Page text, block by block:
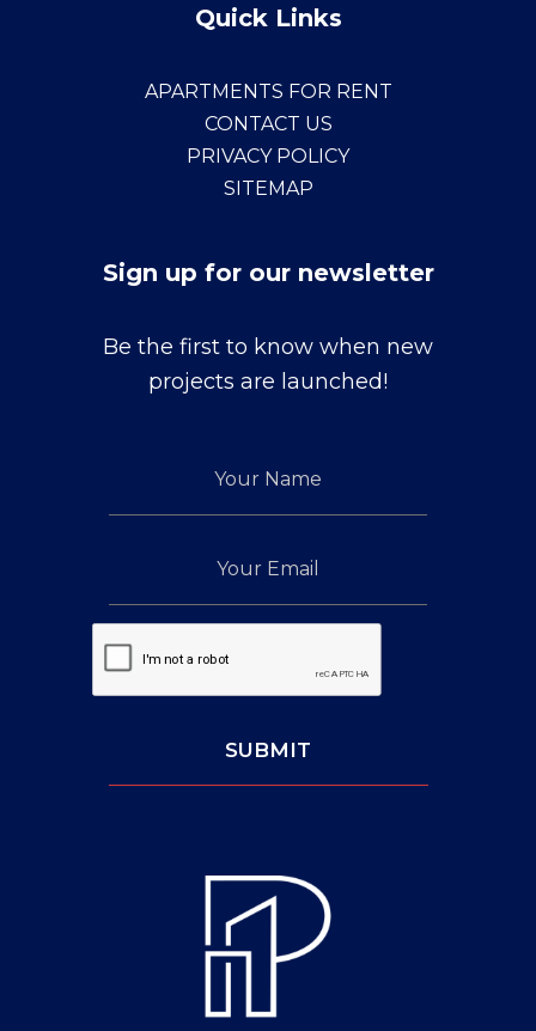
Quick Links
APARTMENTS FOR RENT
CONTACT US
PRIVACY POLICY
SITEMAP
Sign up for our newsletter
SignBe the first to know when new
projects are launched!
This
SUBMIT